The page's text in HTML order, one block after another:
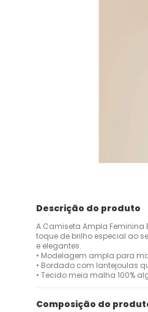
Descrição do produto
A Camiseta Ampla
toque de brilho especial ao
e elegantes.
• Modelagem ampla para
• Bordado com lantejoulas
• Tecido meia malha 100%
Composição do